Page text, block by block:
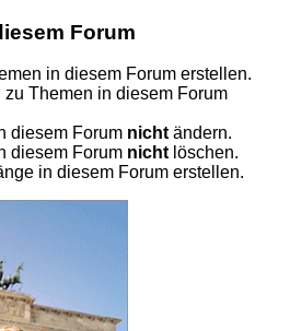
Forum
in diesem Forum erstellen.
zu Themen in diesem Forum
diesem Forum nicht ändern.
diesem Forum nicht löschen.
in diesem Forum erstellen.